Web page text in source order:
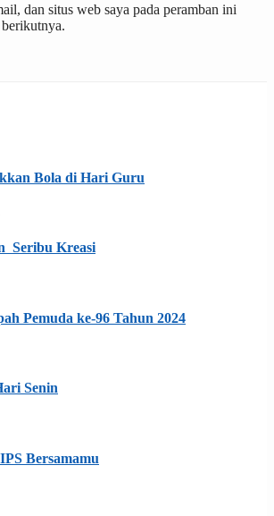
dan situs web saya pada peramban ini
Bola di Hari Guru
Seribu Kreasi
Pemuda ke-96 Tahun 2024
Senin
Bersamamu